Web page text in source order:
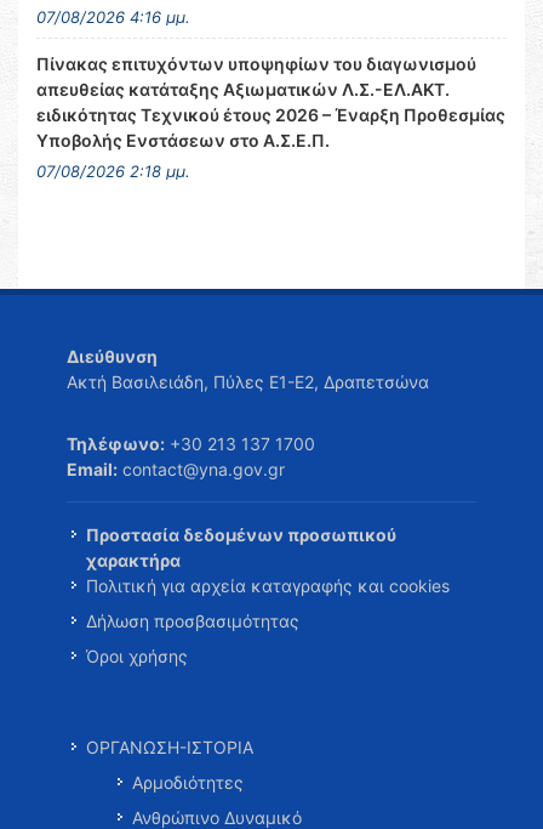
07/08/2026 4:16 μμ.
Πίνακας επιτυχόντων υποψηφίων του διαγωνισμού
απευθείας κατάταξης Αξιωματικών Λ.Σ.-ΕΛ.ΑΚΤ.
ειδικότητας Τεχνικού έτους 2026 – Έναρξη Προθεσμίας
Υποβολής Ενστάσεων στο Α.Σ.Ε.Π.
07/08/2026 2:18 μμ.
Διεύθυνση
Ακτή Βασιλειάδη, Πύλες Ε1-Ε2, Δραπετσώνα
Τηλέφωνο: +30 213 137 1700
Email: contact@yna.gov.gr
Προστασία δεδομένων προσωπικού
χαρακτήρα
Πολιτική για αρχεία καταγραφής και cookies
Δήλωση προσβασιμότητας
Όροι χρήσης
ΟΡΓΑΝΩΣΗ-ΙΣΤΟΡΙΑ
Αρμοδιότητες
Ανθρώπινο Δυναμικό